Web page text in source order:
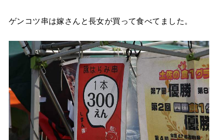
ゲンコツ串は嫁さんと長女が買って食べてました。